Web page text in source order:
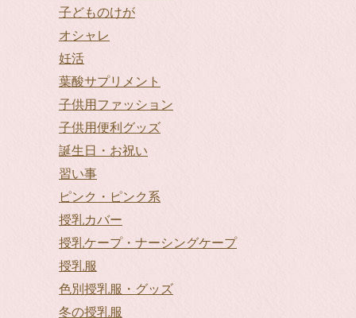
子どものけが
オシャレ
妊活
葉酸サプリメント
子供用ファッション
子供用便利グッズ
誕生日・お祝い
習い事
ピンク・ピンク系
授乳カバー
授乳ケープ・ナーシングケープ
授乳服
色別授乳服・グッズ
冬の授乳服